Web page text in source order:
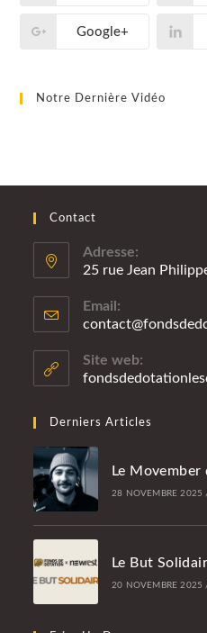
Google+
Notre Dernière Vidéo
Contact
Adresse:
25 rue Jean
Email:
Site web:
Derniers Articles
Le Movember
28 NOVEMBRE 2025
Le But
20 NOVEMBRE 2025